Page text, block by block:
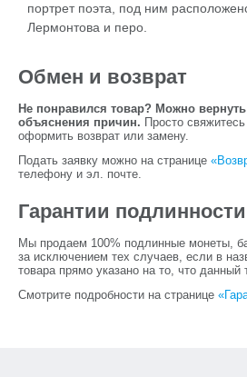
портрет поэта, под ним
Лермонтова и перо.
Обмен и возврат
Не понравился товар? Можно
объяснения причин. Просто
оформить возврат или замену.
Подать заявку можно на странице
телефону и эл. почте.
Гарантии подлинности
Мы продаем 100% подлинные монеты,
за исключением тех случаев, если в
товара прямо указано на то, что данный
Смотрите подробности на странице